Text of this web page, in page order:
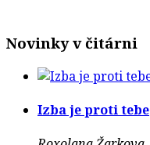
Novinky v čitárni
Izba je proti tebe